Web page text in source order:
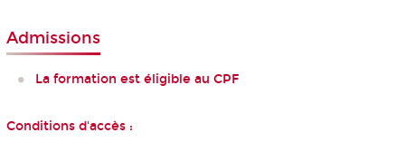
Admissions
La formation est éligible au CPF
Conditions d'accès :